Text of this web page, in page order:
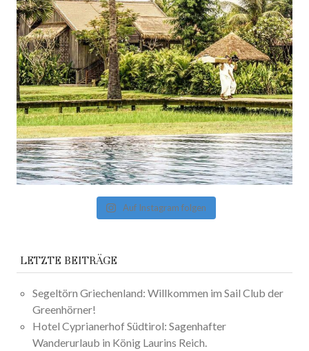
Auf Instagram folgen
LETZTE BEITRÄGE
Segeltörn Griechenland: Willkommen im Sail Club der
Greenhörner!
Hotel Cyprianerhof Südtirol: Sagenhafter
Wanderurlaub in König Laurins Reich.